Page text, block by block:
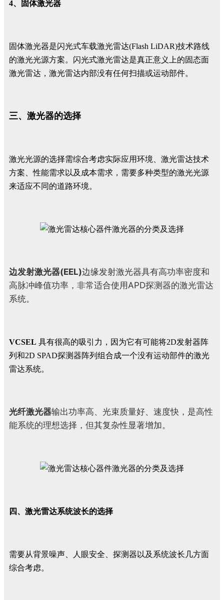
4、固体激光器
固体激光器是闪光式车载激光雷达(Flash LiDAR)技术路线
的激光光源方案。闪光式激光雷达是真正意义上的固态面
激光雷达，激光雷达内部没有任何扫描或运动部件。
三、激光器的选择
激光光源的选择需综合考虑实际应用环境、激光雷达技术
方案、性能需求以及成本需求，需要多种类型的激光光源
来适应不同的道路环境。
边发射激光器(EEL)边缘发射激光器具有高功率密度和
高脉冲峰值功率，非常适合使用APD探测器的激光雷达
系统。
VCSEL 具有很高的吸引力，因为它有可能将2D发射器阵
列和2D SPAD探测器阵列组合成一个没有运动部件的激光
雷达系统。
光纤激光器输出功率高、光束质量好、速度快， 是高性
能系统的理想选择，但其复杂性显著增加。
四、激光雷达系统波长的选择
需要从背景噪声、人眼安全、探测器以及系统波长几方面
综合考虑。